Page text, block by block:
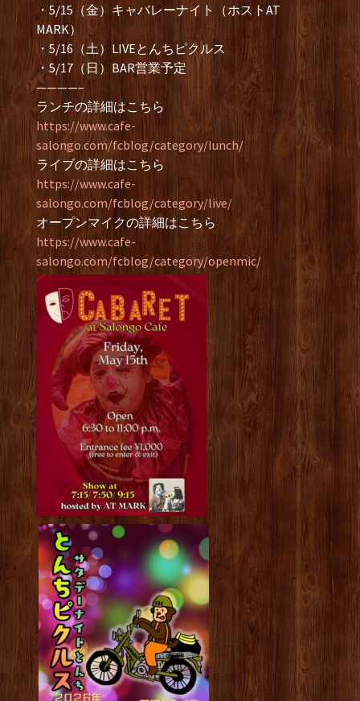
・5/15（金）キャバレーナイト（ホストAT
MARK）
・5/16（土）LIVEとんちピクルス
・5/17（日）BAR営業予定
————–
ランチの詳細はこちら
https://www.cafe-
salongo.com/fcblog/category/lunch/
ライブの詳細はこちら
https://www.cafe-
salongo.com/fcblog/category/live/
オープンマイクの詳細はこちら
https://www.cafe-
salongo.com/fcblog/category/openmic/